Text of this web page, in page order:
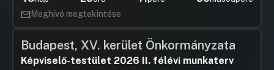
Meghívó megtekintése
Budapest, XV. kerület Önkormányzata
Képviselő-testület 2026 II. félévi munkaterv